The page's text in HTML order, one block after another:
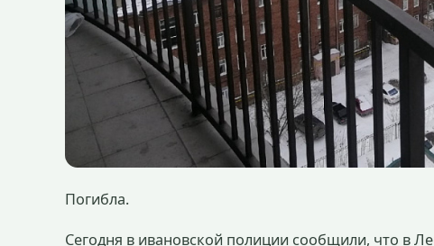
Погибла.
Сегодня в ивановской полиции сообщили, что в